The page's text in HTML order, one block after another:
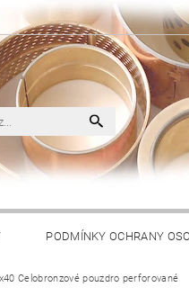
PODMÍNKY OCHRANY
Celobronzové pouzdro perforované